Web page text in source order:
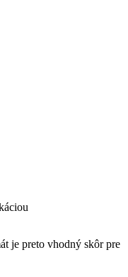
je preto vhodný skôr pre